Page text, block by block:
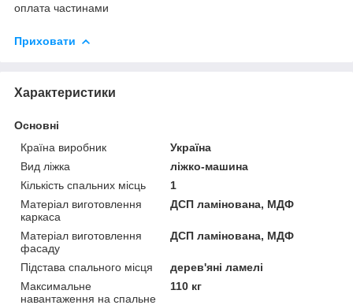
оплата частинами
Приховати
Характеристики
Основні
Країна виробник
Україна
Вид ліжка
ліжко-машина
Кількість спальних місць
1
Матеріал виготовлення
каркаса
ДСП ламінована, МДФ
Матеріал виготовлення
фасаду
ДСП ламінована, МДФ
Підстава спального місця
дерев'яні ламелі
Максимальне
навантаження на спальне
110 кг